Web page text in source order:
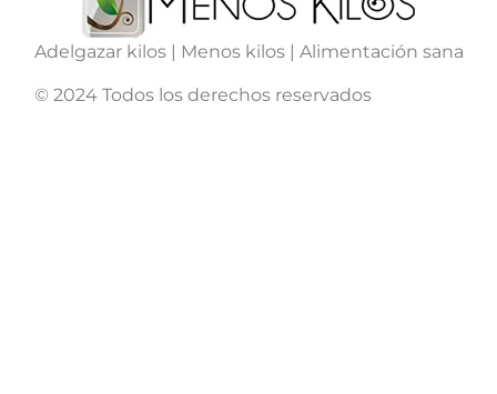
Adelgazar kilos | Menos kilos | Alimentación sana
© 2024 Todos los derechos reservados